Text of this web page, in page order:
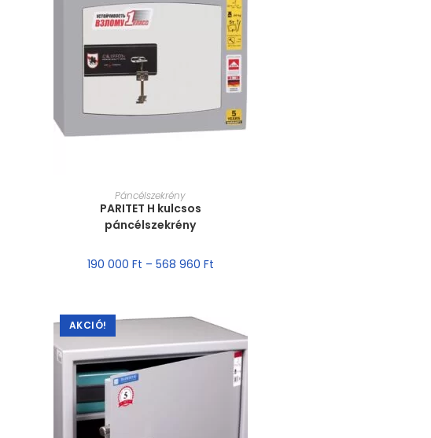
MÉRET VÁLASZTÁSA
Páncélszekrény
PARITET H kulcsos
páncélszekrény
190 000 Ft – 568 960 Ft
AKCIÓ!